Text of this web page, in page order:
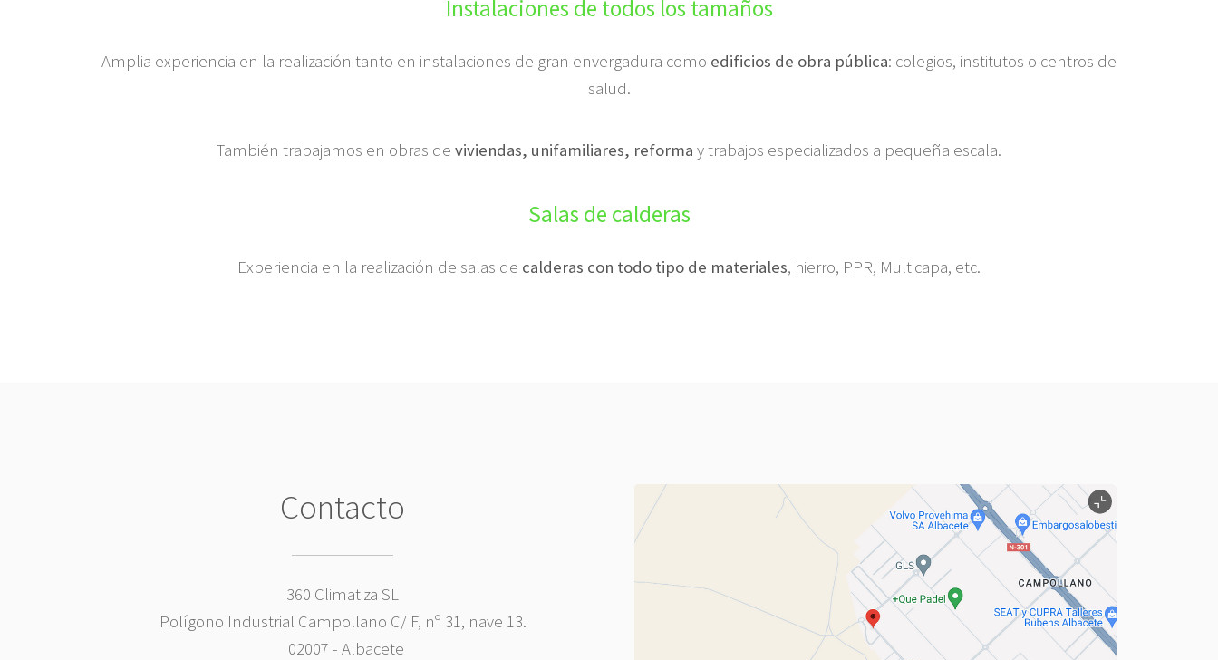
Instalaciones de todos los tamaños
Amplia experiencia en la realización tanto en instalaciones de gran envergadura como edificios de obra pública: colegios, institutos o centros de
salud.
También trabajamos en obras de viviendas, unifamiliares, reforma y trabajos especializados a pequeña escala.
Salas de calderas
Experiencia en la realización de salas de calderas con todo tipo de materiales, hierro, PPR, Multicapa, etc.
Contacto
360 Climatiza SL
Polígono Industrial Campollano C/ F, nº 31, nave 13.
02007 - Albacete